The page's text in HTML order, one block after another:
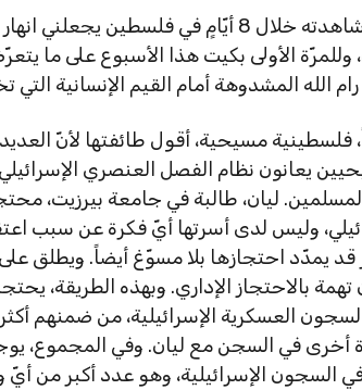
في الحقيقة إنّ ما شاهدته خلال 8 أيّامٍ في
وللمرّة الأولى بكيت هذا الأسبوع على ما
الله المشدوهة أمام القيم الإنسانية التي
24 عاماً، فلسطينية مسيحية، أقول طائفتها لأنّ
يعانون نظام الفصل العنصري
وليس لدى أسرتها أيّ فكرة عن سبب
قد يمدّد احتجازها بلا مسوّغ أيضاً. ويطلق
السجون الإسرائيلية، وهو عدد أكبر من